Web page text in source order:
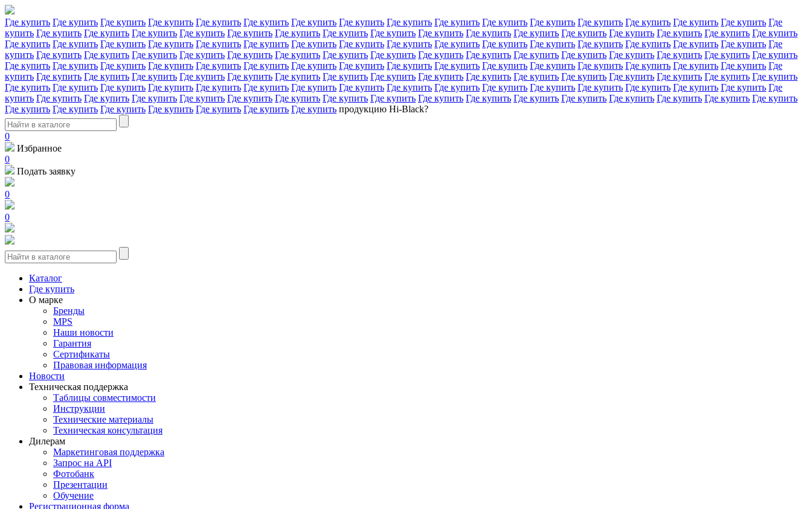
Где купить Где купить Где купить Где купить Где купить Где купить Где купить Где купить Где купить Где купить Где купить Где купить Где купить Где купить Где купить Где купить Где
купить Где купить Где купить Где купить Где купить Где купить Где купить Где купить Где купить Где купить Где купить Где купить Где купить Где купить Где купить Где купить Где купить
Где купить Где купить Где купить Где купить Где купить Где купить Где купить Где купить Где купить Где купить Где купить Где купить Где купить Где купить Где купить Где купить Где
купить Где купить Где купить Где купить Где купить Где купить Где купить Где купить Где купить Где купить Где купить Где купить Где купить Где купить Где купить Где купить Где купить
Где купить Где купить Где купить Где купить Где купить Где купить Где купить Где купить Где купить Где купить Где купить Где купить Где купить Где купить Где купить Где купить Где
купить Где купить Где купить Где купить Где купить Где купить Где купить Где купить Где купить Где купить Где купить Где купить Где купить Где купить Где купить Где купить Где купить
Где купить Где купить Где купить Где купить Где купить Где купить Где купить Где купить Где купить Где купить Где купить Где купить Где купить Где купить Где купить Где купить Где
купить Где купить Где купить Где купить Где купить Где купить Где купить Где купить Где купить Где купить Где купить Где купить Где купить Где купить Где купить Где купить Где купить
Где купить Где купить Где купить Где купить Где купить Где купить Где купить продукцию Hi-Black?
0
Избранное
0
Подать заявку
0
0
Каталог
Где купить
О марке
Бренды
MPS
Наши новости
Гарантия
Сертификаты
Правовая информация
Новости
Техническая поддержка
Таблицы совместимости
Инструкции
Технические материалы
Техническая консультация
Дилерам
Маркетинговая поддержка
Запрос на API
Фотобанк
Презентации
Обучение
Регистрационная форма